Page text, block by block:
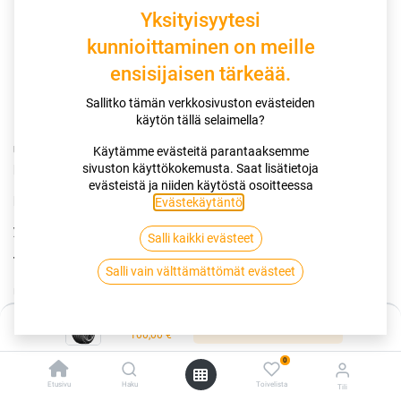
100,00€
Etusivu Haku
0
Toivelista Tili
UUSI BestDrive SUMMER 2by Continental tarjoaa alhaisemmat
polttoainekulut,
pidemmän käyttöiän ja entistä mukavamman ajon pienemmällä
ympäristövaikutuksella.
Taloudellisuus
Uudistettu renkaan profiili,joka vähentää kulutuspinnan
muodonmuutosta ja varmistaa kevyemmän, tehokkaamman
Yksityisyytesi
kunnioittaminen on meille
ensisijaisen tärkeää.
Sallitko tämän verkkosivuston evästeiden
käytön tällä selaimella?
Käytämme evästeitä parantaaksemme
sivuston käyttökokemusta. Saat lisätietoja
evästeistä ja niiden käytöstä osoitteessa
Evästekäytäntö
Salli kaikki evästeet
Salli vain välttämättömät evästeet